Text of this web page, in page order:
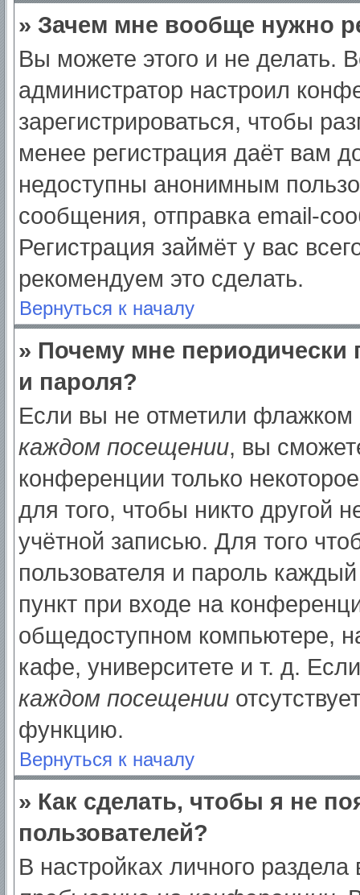
» Зачем мне вообще нужно
Вы можете этого и не делать.
администратор настроил
зарегистрироваться, чтобы
менее регистрация даёт вам
недоступны анонимным
сообщения, отправка email-
Регистрация займёт у вас
рекомендуем это сделать.
Вернуться к началу
» Почему мне периодически
и пароля?
Если вы не отметили флажком
каждом посещении, вы
конференции только
для того, чтобы никто другой
учётной записью. Для того
пользователя и пароль
пункт при входе на
общедоступном компьютере,
кафе, университете и т. д.
каждом посещении
функцию.
Вернуться к началу
» Как сделать, чтобы я не
пользователей?
В настройках личного